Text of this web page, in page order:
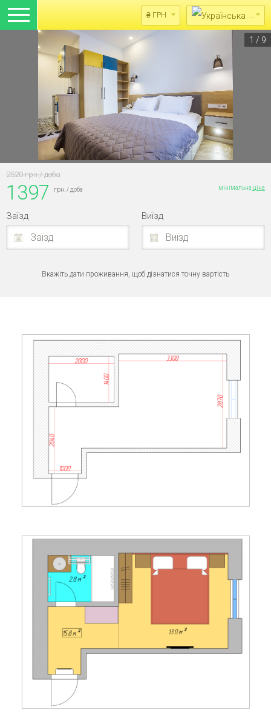
₴ ГРН
1 / 9
2520 грн / доба
1397 грн. / доба мінімальна ціна
Заїзд
Заїзд
Виїзд
Виїзд
Вкажіть дати проживання, щоб дізнатися точну вартість